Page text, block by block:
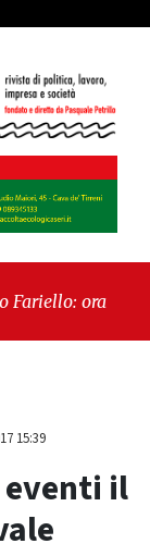
ora torniamo
15:39
il